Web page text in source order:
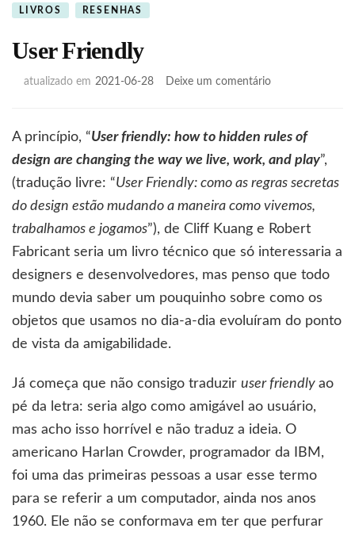
LIVROS RESENHAS
User Friendly
atualizado em 2021-06-28 Deixe um comentárioem
A princípio, “User friendly: how to hidden rules of
design are changing the way we live, work, and play”,
(tradução livre: “User Friendly: como as regras secretas
do design estão mudando a maneira como vivemos,
trabalhamos e jogamos”), de Cliff Kuang e Robert
Fabricant seria um livro técnico que só interessaria a
designers e desenvolvedores, mas penso que todo
mundo devia saber um pouquinho sobre como os
objetos que usamos no dia-a-dia evoluíram do ponto
de vista da amigabilidade.
Já começa que não consigo traduzir user friendly ao
pé da letra: seria algo como amigável ao usuário,
mas acho isso horrível e não traduz a ideia. O
americano Harlan Crowder, programador da IBM,
foi uma das primeiras pessoas a usar esse termo
para se referir a um computador, ainda nos anos
1960. Ele não se conformava em ter que perfurar